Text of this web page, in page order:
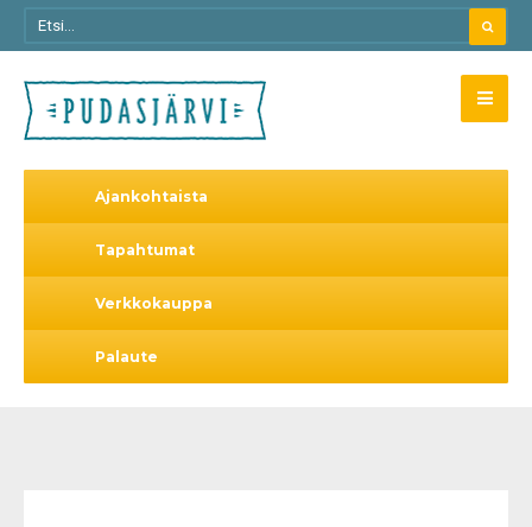
Ajankohtaista
Tapahtumat
Verkkokauppa
Palaute